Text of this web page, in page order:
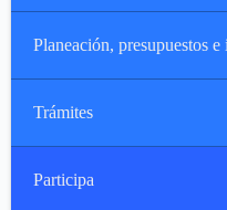
Planeación, presupuestos e
Trámites
Participa